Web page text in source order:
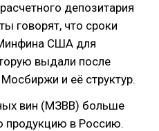
депозитария
говорят, что сроки
США для
выдали после
и её структур.
вин (МЗВВ) больше
продукцию в Россию.